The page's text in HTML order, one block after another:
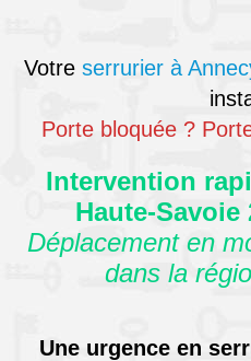
Votre serrurier à
Porte bloquée ?
Intervention
Haute-Savoie
Déplacement en
dans la
Une urgence en